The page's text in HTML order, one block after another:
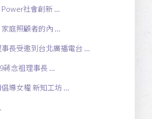
Power社會創新 ...
家庭照顧者的內 ...
長受邀到台北廣播電台 ...
蔣念祖理事長 ...
導女權 新知工坊 ...